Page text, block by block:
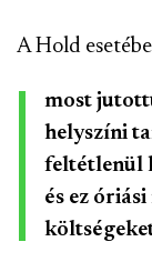
A Hold
most
helyszíni
feltétlenül
és ez